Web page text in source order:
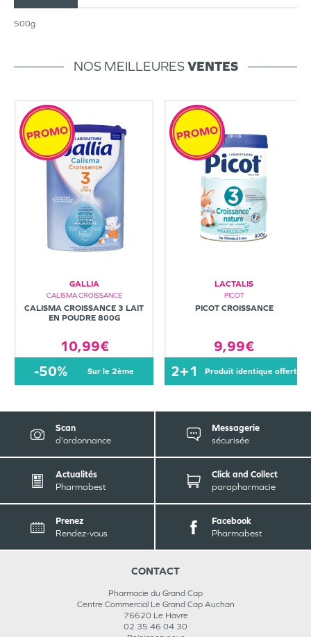
500g
NOS MEILLEURESVENTES
GALLIA
CALISMA CROISSANCE
CALISMA CROISSANCE 3 LAIT
EN POUDRE 800G
10,99€
PROMO
-50% sur le 2ème
LACTALIS
PICOT
PICOT CROISSANCE
9,99€
PROMO
2+1 produit identique offert
Scan
d'ordonnance
Messagerie
sécurisée
Actualités
Pharmabest
Click and Collect
parapharmacie
Prenez
Rendez-vous
Facebook
Pharmabest
CONTACT
Pharmacie du Grand Cap
Centre Commercial Le Grand Cap Auchan
76620 Le Havre
02 35 46 04 30